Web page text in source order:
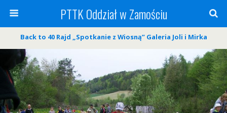
PTTK Oddział w Zamościu
Back to 40 Rajd „Spotkanie z Wiosną” Galeria Joli i Mirka